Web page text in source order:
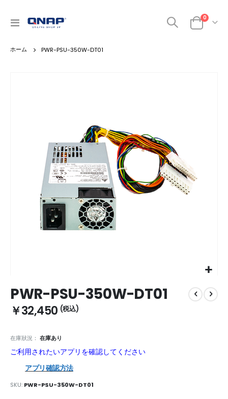
ナ
呼
カート
0商品
PWR-PSU-350W-DT01
to
the
beginning
the
gallery
PWR-PSU-350W-DT01
￥32,450
在庫狀況： 在庫あり
ご利用されたいアプリを確認してください
アプリ確認方法
SKU PWR-PSU-350W-DT01